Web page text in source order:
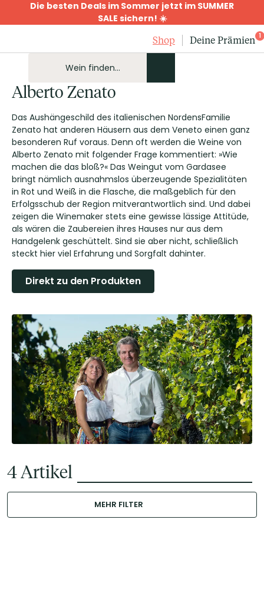
Die besten Deals im Sommer jetzt im SUMMER
SALE sichern! ☀️
Shop
Deine Prämien 1
Alberto Zenato
Das Aushängeschild des italienischen NordensFamilie
Zenato hat anderen Häusern aus dem Veneto einen ganz
besonderen Ruf voraus. Denn oft werden die Weine von
Alberto Zenato mit folgender Frage kommentiert: »Wie
machen die das bloß?« Das Weingut vom Gardasee
bringt nämlich ausnahmslos überzeugende Spezialitäten
in Rot und Weiß in die Flasche, die maßgeblich für den
Erfolgsschub der Region mitverantwortlich sind. Und dabei
zeigen die Winemaker stets eine gewisse lässige Attitüde,
als wären die Zaubereien ihres Hauses nur aus dem
Handgelenk geschüttelt. Sind sie aber nicht, schließlich
steckt hier viel Erfahrung und Sorgfalt dahinter.
Direkt zu den Produkten
4Artikel
MEHR FILTER